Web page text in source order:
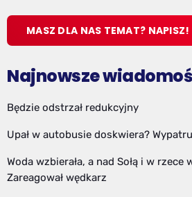
MASZ DLA NAS TEMAT? NAPISZ!
Najnowsze
Będzie odstrzał redukcyjny
Upał w autobusie doskwiera?
Woda wzbierała, a nad Sołą i w rzece
Zareagował wędkarz